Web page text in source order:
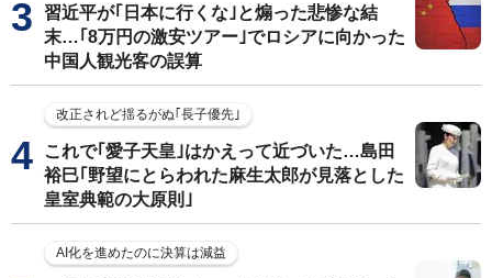
習近平が｢日本に行くな｣と煽った悲惨な結
末…｢8万円の激安ツアー｣でロシアに向かった
中国人観光客の誤算
改正されど揺るがぬ｢長子優先｣
これで｢愛子天皇｣はかえって近づいた…島田
裕巳｢野望にとらわれた麻生太郎が見落とした
皇室典範の大原則｣
AI化を進めたのに決算は減益